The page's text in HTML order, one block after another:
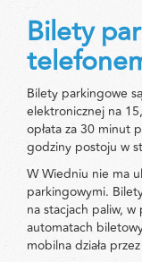
Bilety
Bilety parkingowe
elektronicznej na
opłata za 30 minut
godziny postoju w
W Wiedniu nie ma
parkingowymi.
na stacjach paliw,
automatach
mobilna działa